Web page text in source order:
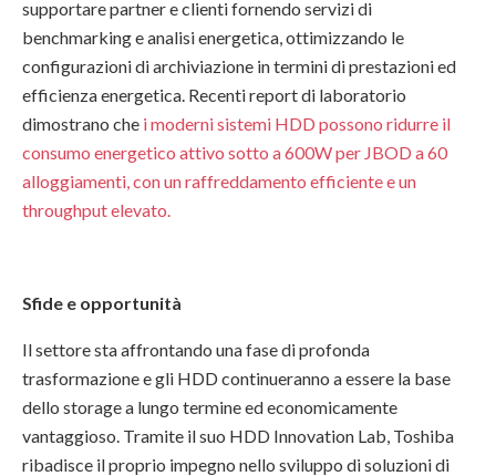
supportare partner e clienti fornendo servizi di
benchmarking e analisi energetica, ottimizzando le
configurazioni di archiviazione in termini di prestazioni ed
efficienza energetica. Recenti report di laboratorio
dimostrano che i moderni sistemi HDD possono ridurre il
consumo energetico attivo sotto a 600W per JBOD a 60
alloggiamenti, con un raffreddamento efficiente e un
throughput elevato.
Sfide e opportunità
Il settore sta affrontando una fase di profonda
trasformazione e gli HDD continueranno a essere la base
dello storage a lungo termine ed economicamente
vantaggioso. Tramite il suo HDD Innovation Lab, Toshiba
ribadisce il proprio impegno nello sviluppo di soluzioni di